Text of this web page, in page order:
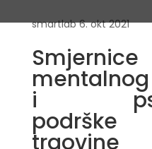
smartlab 6. okt 2021
i